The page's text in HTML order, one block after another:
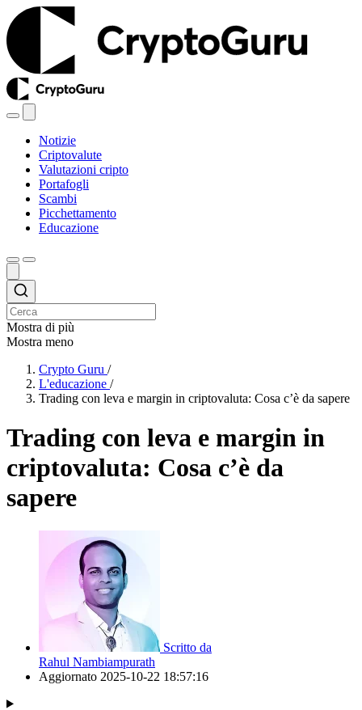
Notizie
Criptovalute
Valutazioni cripto
Portafogli
Scambi
Picchettamento
Educazione
Mostra di più
Mostra meno
Crypto Guru /
L'educazione /
Trading con leva e margin in criptovaluta: Cosa c’è da sapere
Trading con leva e margin in
criptovaluta: Cosa c’è da
sapere
Scritto da
Rahul Nambiampurath
Aggiornato 2025-10-22 18:57:16